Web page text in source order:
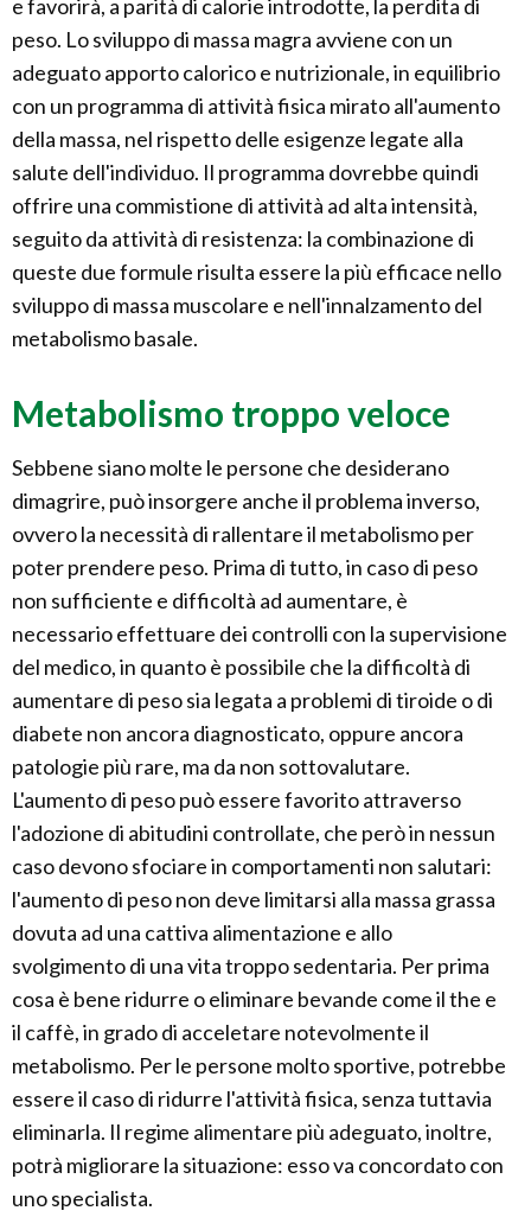
e favorirà, a parità di calorie introdotte, la perdita di
peso. Lo sviluppo di massa magra avviene con un
adeguato apporto calorico e nutrizionale, in equilibrio
con un programma di attività fisica mirato all'aumento
della massa, nel rispetto delle esigenze legate alla
salute dell'individuo. Il programma dovrebbe quindi
offrire una commistione di attività ad alta intensità,
seguito da attività di resistenza: la combinazione di
queste due formule risulta essere la più efficace nello
sviluppo di massa muscolare e nell'innalzamento del
metabolismo basale.
Metabolismo troppo veloce
Sebbene siano molte le persone che desiderano
dimagrire, può insorgere anche il problema inverso,
ovvero la necessità di rallentare il metabolismo per
poter prendere peso. Prima di tutto, in caso di peso
non sufficiente e difficoltà ad aumentare, è
necessario effettuare dei controlli con la supervisione
del medico, in quanto è possibile che la difficoltà di
aumentare di peso sia legata a problemi di tiroide o di
diabete non ancora diagnosticato, oppure ancora
patologie più rare, ma da non sottovalutare.
L'aumento di peso può essere favorito attraverso
l'adozione di abitudini controllate, che però in nessun
caso devono sfociare in comportamenti non salutari:
l'aumento di peso non deve limitarsi alla massa grassa
dovuta ad una cattiva alimentazione e allo
svolgimento di una vita troppo sedentaria. Per prima
cosa è bene ridurre o eliminare bevande come il the e
il caffè, in grado di acceletare notevolmente il
metabolismo. Per le persone molto sportive, potrebbe
essere il caso di ridurre l'attività fisica, senza tuttavia
eliminarla. Il regime alimentare più adeguato, inoltre,
potrà migliorare la situazione: esso va concordato con
uno specialista.